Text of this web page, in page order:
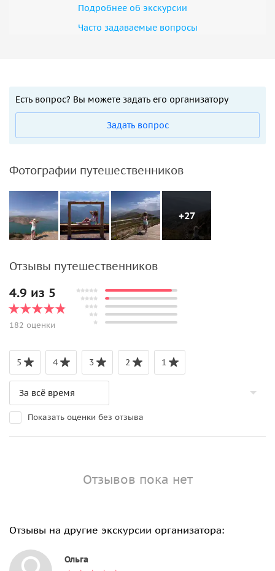
Подробнее об экскурсии
Часто задаваемые вопросы
Есть вопрос? Вы можете задать его организатору
Задать вопрос
Фотографии путешественников
+27
Отзывы путешественников
4.9 из 5
182 оценки
5 4 3 2 1
Показать оценки без отзыва
Отзывов пока нет
Отзывы на другие экскурсии организатора:
Ольга